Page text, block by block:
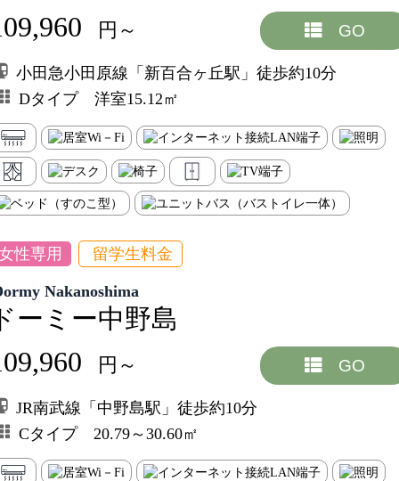
円～ GO
小田急小田原線「新百合ヶ丘駅」徒歩約10分
Dタイプ 洋室15.12㎡
性専用 留学生料金
Nakanoshima
ーミー中野島
円～ GO
JR南武線「中野島駅」徒歩約10分
Cタイプ 20.79～30.60㎡